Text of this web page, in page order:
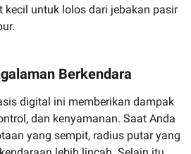
kecil untuk lolos dari jebakan pasir
Berkendara
digital ini memberikan dampak
dan kenyamanan. Saat Anda
yang sempit, radius putar yang